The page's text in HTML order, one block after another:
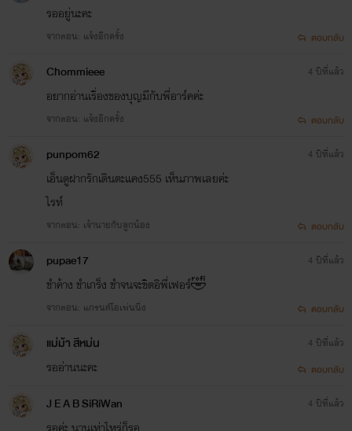
รออยู่นะคะ
จากตอน: แจ้งอีกครั้ง ตอบกลับ
Chommieee
อยากอ่านเรื่องของบุญมีกับพี่อาร์คค่ะ
จากตอน: แจ้งอีกครั้ง
4 ปีที่แล้ว
ตอบกลับ
punpom62
เอ็นดูฝากรักเดินตะแคง555 เห็นภาพเลยค่ะ
ไรท์
จากตอน: เจ้านายกับลูกน้อง
4 ปีที่แล้ว
ตอบกลับ
pupae17
ขำค้าง ขำเกร็ง ขำจนจะขิตอิพี่เฟอร์🤣
จากตอน: แกรนด์โอเพ่นนิ่ง
4 ปีที่แล้ว
ตอบกลับ
แม่ม้า สีหม่น
รออ่านนะคะ
4 ปีที่แล้ว
ตอบกลับ
J E A B SiRiWan 4 ปีที่แล้ว